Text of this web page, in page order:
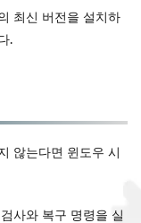
최신 버전을 설치하
.
않는다면 윈도우 시
사와 복구 명령을 실